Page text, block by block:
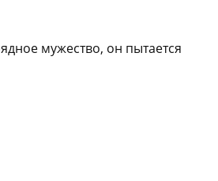
мужество, он пытается